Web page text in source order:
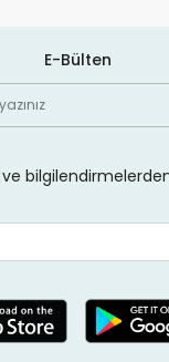
E-Bülten